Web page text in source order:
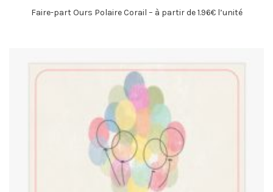
Faire-part Ours Polaire Corail – à partir de 1.96€ l’unité